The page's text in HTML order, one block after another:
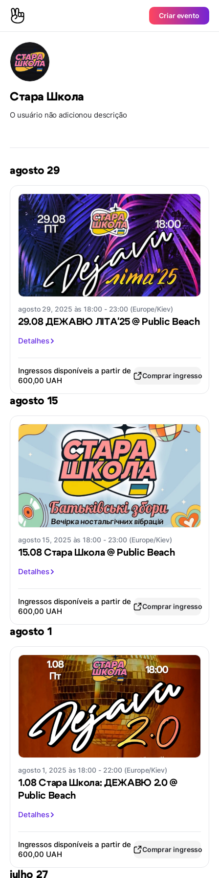
Criar evento
Стара Школа
O usuário não adicionou descrição
agosto 29
agosto 29, 2025 às 18:00 - 23:00 (Europe/Kiev)
29.08 ДЕЖАВЮ ЛІТАʼ25 @ Public Beach
Detalhes
Ingressos disponíveis a partir de
600,00 UAH
Comprar ingresso
agosto 15
agosto 15, 2025 às 18:00 - 23:00 (Europe/Kiev)
15.08 Стара Школа @ Public Beach
Detalhes
Ingressos disponíveis a partir de
600,00 UAH
Comprar ingresso
agosto 1
agosto 1, 2025 às 18:00 - 22:00 (Europe/Kiev)
1.08 Стара Школа: ДЕЖАВЮ 2.0 @
Public Beach
Detalhes
Ingressos disponíveis a partir de
600,00 UAH
Comprar ingresso
julho 27